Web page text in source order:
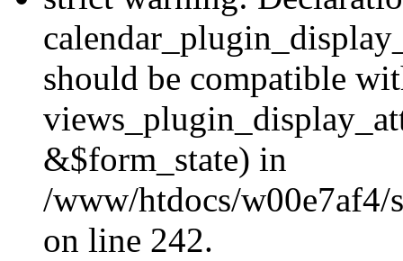
should be compatible
&$form_state) in
/www/htdocs/w00e7af4/
on line 242.